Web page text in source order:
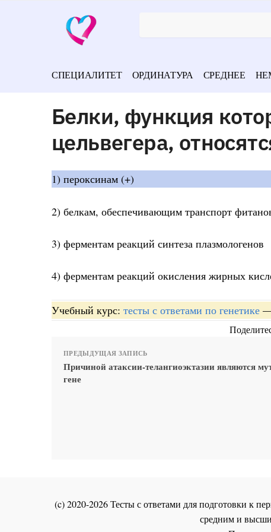
СПЕЦИАЛИТЕТ ОРДИНАТУРА СРЕДНЕЕ
Белки, функция
цельвегера,
1) пероксинам (+)
2) белкам, обеспечивающим транспорт
3) ферментам реакций синтеза плазмологенов
4) ферментам реакций окисления жирных
Учебный курс: тесты с ответами по генетике
ПРЕДЫДУЩАЯ ЗАПИСЬ
Причиной атаксии-телангиоэктазии являются
гене
(c) 2020-2026 Тесты с ответами для подготовки к
средним и